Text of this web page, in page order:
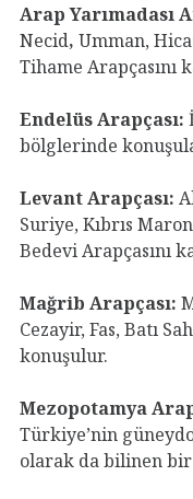
Arap Yarımadası
Necid, Umman,
Tihame Arapçasını
Endelüs Arapçası:
bölglerinde
Levant Arapçası:
Suriye, Kıbrıs
Bedevi Arapçasını
Mağrib Arapçası:
Cezayir, Fas, Batı
konuşulur.
Mezopotamya
Türkiye’nin
olarak da bilinen